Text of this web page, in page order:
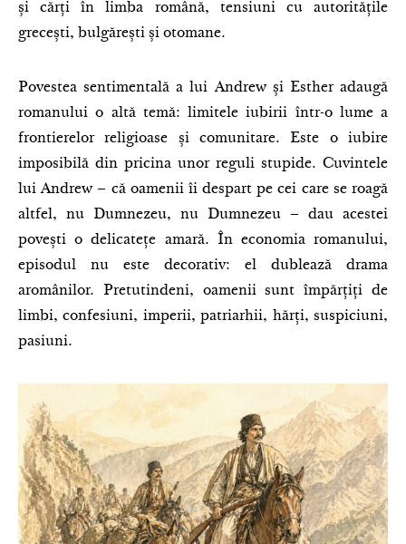
și cărți în limba română, tensiuni cu autoritățile
grecești, bulgărești și otomane.
Povestea sentimentală a lui Andrew și Esther adaugă
romanului o altă temă: limitele iubirii într-o lume a
frontierelor religioase și comunitare. Este o iubire
imposibilă din pricina unor reguli stupide. Cuvintele
lui Andrew – că oamenii îi despart pe cei care se roagă
altfel, nu Dumnezeu, nu Dumnezeu – dau acestei
povești o delicatețe amară. În economia romanului,
episodul nu este decorativ: el dublează drama
aromânilor. Pretutindeni, oamenii sunt împărțiți de
limbi, confesiuni, imperii, patriarhii, hărți, suspiciuni,
pasiuni.